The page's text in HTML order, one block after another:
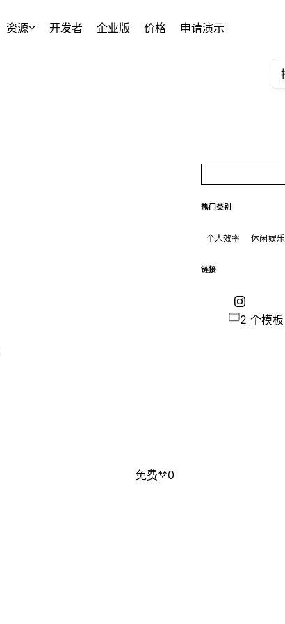
资源 开发者 企业版 价格 申请演示
热门类别
个人效率 休闲娱乐
链接
2 个模板
免费 0